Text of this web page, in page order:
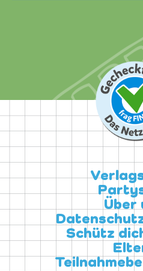
Über
Schütz